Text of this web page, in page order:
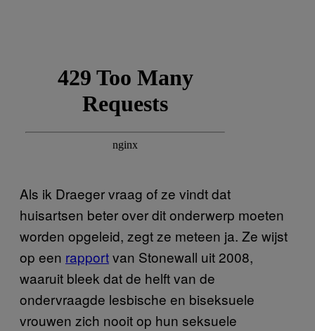
Als ik Draeger vraag of ze vindt dat
huisartsen beter over dit onderwerp moeten
worden opgeleid, zegt ze meteen ja. Ze wijst
op een rapportvan Stonewall uit 2008,
waaruit bleek dat de helft van de
ondervraagde lesbische en biseksuele
vrouwen zich nooit op hun seksuele